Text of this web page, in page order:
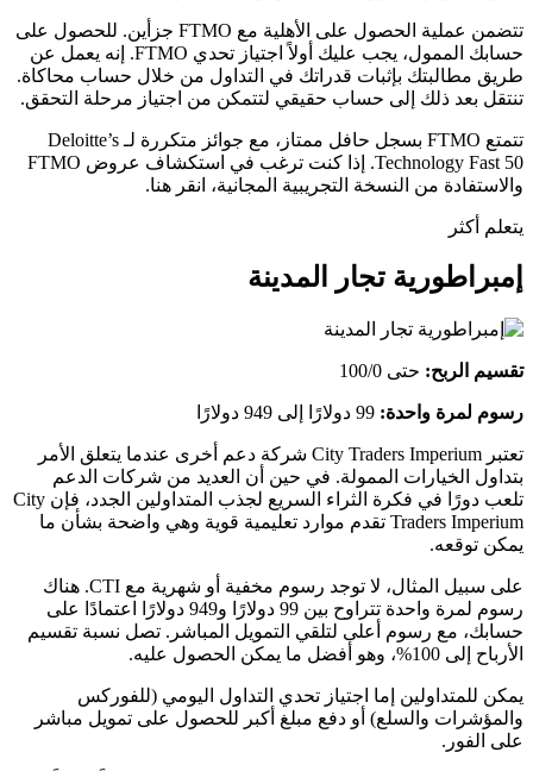
تتضمن عملية الحصول على الأهلية مع FTMO جزأين. للحصول على
حسابك الممول، يجب عليك أولاً اجتياز تحدي FTMO. إنه يعمل عن
طريق مطالبتك بإثبات قدراتك في التداول من خلال حساب محاكاة.
تنتقل بعد ذلك إلى حساب حقيقي لتتمكن من اجتياز مرحلة التحقق.
تتمتع FTMO بسجل حافل ممتاز، مع جوائز متكررة لـ Deloitte’s
Technology Fast 50. إذا كنت ترغب في استكشاف عروض FTMO
والاستفادة من النسخة التجريبية المجانية، انقر هنا.
يتعلم أكثر
إمبراطورية تجار المدينة
تقسيم الربح: حتى 100/0
رسوم لمرة واحدة: 99 دولارًا إلى 949 دولارًا
تعتبر City Traders Imperium شركة دعم أخرى عندما يتعلق الأمر
بتداول الخيارات الممولة. في حين أن العديد من شركات الدعم
تلعب دورًا في فكرة الثراء السريع لجذب المتداولين الجدد، فإن City
Traders Imperium تقدم موارد تعليمية قوية وهي واضحة بشأن ما
يمكن توقعه.
على سبيل المثال، لا توجد رسوم مخفية أو شهرية مع CTI. هناك
رسوم لمرة واحدة تتراوح بين 99 دولارًا و949 دولارًا اعتمادًا على
حسابك، مع رسوم أعلى لتلقي التمويل المباشر. تصل نسبة تقسيم
الأرباح إلى 100%، وهو أفضل ما يمكن الحصول عليه.
يمكن للمتداولين إما اجتياز تحدي التداول اليومي (للفوركس
والمؤشرات والسلع) أو دفع مبلغ أكبر للحصول على تمويل مباشر
على الفور.